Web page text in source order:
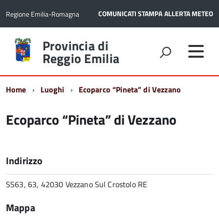
Regione Emilia-Romagna COMUNICATI STAMPAALLERTA METEO
Torna
alla
home
Provincia di
Reggio Emilia
Home Luoghi Ecoparco “Pineta” di Vezzano
Ecoparco “Pineta” di Vezzano
Indirizzo
SS63, 63, 42030 Vezzano Sul Crostolo RE
Mappa